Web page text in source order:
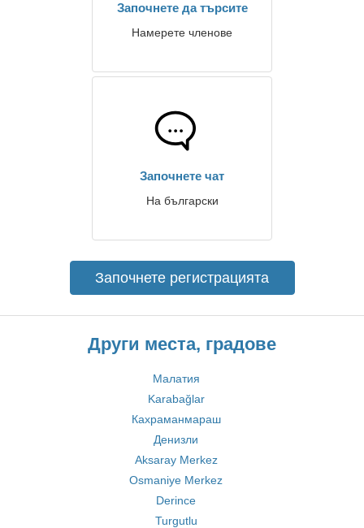
Започнете да търсите
Намерете членове
Започнете чат
На български
Започнете регистрацията
Други места, градове
Малатия
Karabağlar
Кахраманмараш
Денизли
Aksaray Merkez
Osmaniye Merkez
Derince
Turgutlu